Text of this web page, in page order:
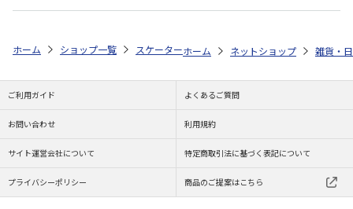
ホーム ショップ一覧 スケーター ハンドル付スタッキングタンブラ
ホーム ネットショップ 雑貨・
ご利用ガイド よくあるご質問
お問い合わせ 利用規約
サイト運営会社について 特定商取引法に基づく表記について
プライバシーポリシー 商品のご提案はこちら